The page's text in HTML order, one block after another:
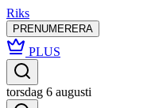
Riks
PRENUMERERA
PLUS
torsdag 6 augusti